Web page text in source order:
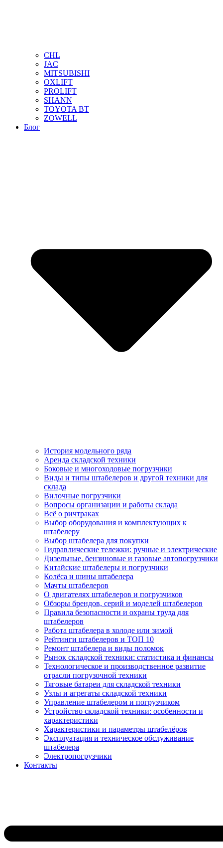
CHL
JAC
MITSUBISHI
OXLIFT
PROLIFT
SHANN
TOYOTA BT
ZOWELL
Блог
История модельного ряда
Аренда складской техники
Боковые и многоходовые погрузчики
Виды и типы штабелеров и другой техники для
склада
Вилочные погрузчики
Вопросы организации и работы склада
Всё о ричтраках
Выбор оборудования и комплектующих к
штабелеру
Выбор штабелера для покупки
Гидравлические тележки: ручные и электрические
Дизельные, бензиновые и газовые автопогрузчики
Китайские штабелеры и погрузчики
Колёса и шины штабелера
Мачты штабелеров
О двигателях штабелеров и погрузчиков
Обзоры брендов, серий и моделей штабелеров
Правила безопасности и охраны труда для
штабелеров
Работа штабелера в холоде или зимой
Рейтинги штабелеров и ТОП 10
Ремонт штабелера и виды поломок
Рынок складской техники: статистика и финансы
Технологическое и производственное развитие
отрасли погрузочной техники
Тяговые батареи для складской техники
Узлы и агрегаты складской техники
Управление штабелером и погрузчиком
Устройство складской техники: особенности и
характеристики
Характеристики и параметры штабелёров
Эксплуатация и техническое обслуживание
штабелера
Электропогрузчики
Контакты